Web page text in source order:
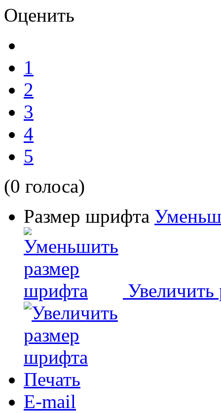
Оценить
1
2
3
4
5
(0 голоса)
Размер шрифта
Печать
E-mail